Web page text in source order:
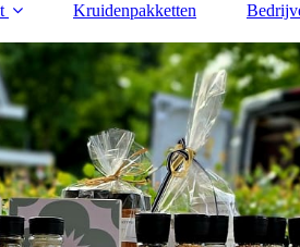
Kruidenpakketten